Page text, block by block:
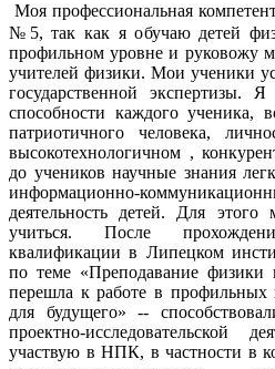
Моя профессиональная
№5, так как я обучаю детей
профильном уровне и руковожу
учителей физики. Мои ученики
государственной экспертизы.
способности каждого ученика,
патриотичного человека,
высокотехнологичном ,
до учеников научные знания
информационно-
деятельность детей. Для этого
учиться. После
квалификации в Липецком
по теме «Преподавание
перешла к работе в профильных
для будущего» --
проектно-исследовательской
участвую в НПК, в частности в